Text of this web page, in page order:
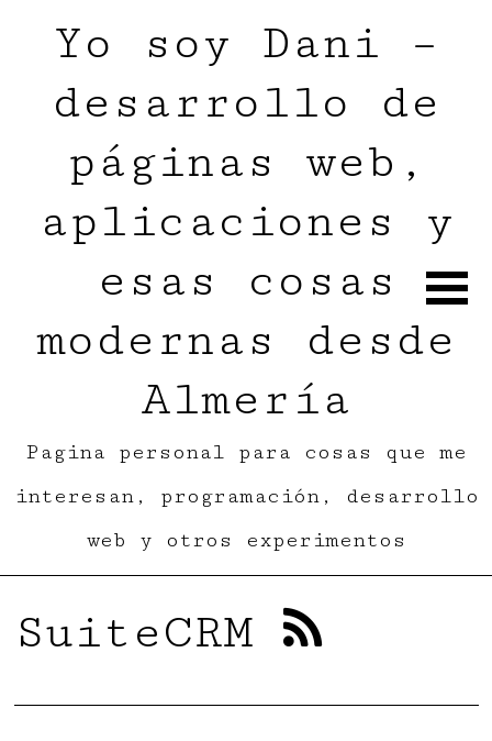
Yo soy Dani –
desarrollo de
páginas web,
aplicaciones y
esas cosas
modernas desde
Almería
Pagina personal para cosas que me
interesan, programación, desarrollo
web y otros experimentos
SuiteCRM